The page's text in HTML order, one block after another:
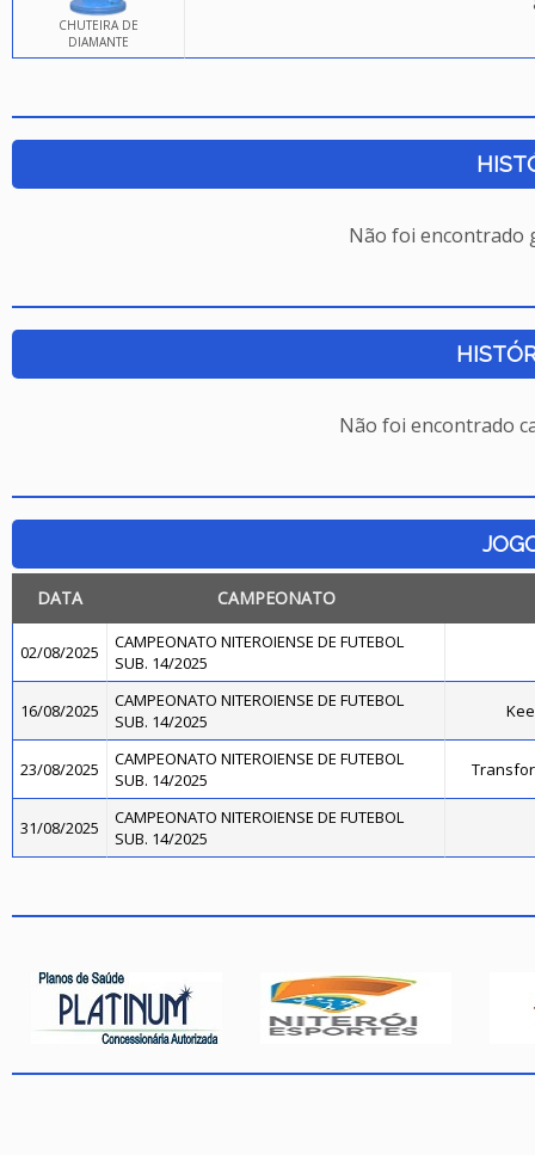
CHUTEIRA DE
DIAMANTE
Não foi encontrado
Não foi encontrado
DATA CAMPEONATO
02/08/2025
CAMPEONATO NITEROIENSE DE FUTEBOL
SUB. 14/2025
16/08/2025
CAMPEONATO NITEROIENSE DE FUTEBOL
SUB. 14/2025
23/08/2025
CAMPEONATO NITEROIENSE DE FUTEBOL
SUB. 14/2025
31/08/2025
CAMPEONATO NITEROIENSE DE FUTEBOL
SUB. 14/2025